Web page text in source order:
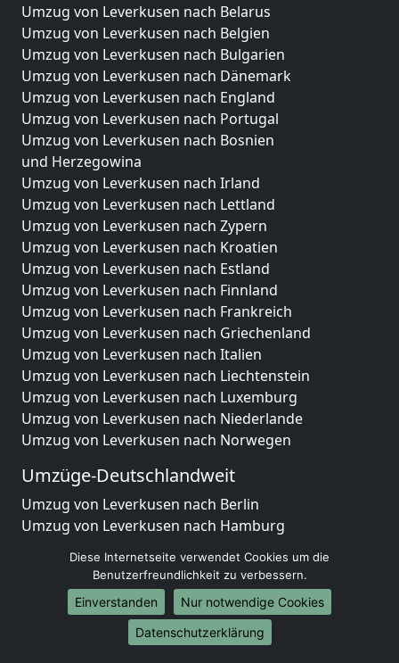
Umzug von Leverkusen nach Belarus
Umzug von Leverkusen nach Belgien
Umzug von Leverkusen nach Bulgarien
Umzug von Leverkusen nach Dänemark
Umzug von Leverkusen nach England
Umzug von Leverkusen nach Portugal
Umzug von Leverkusen nach Bosnien
und Herzegowina
Umzug von Leverkusen nach Irland
Umzug von Leverkusen nach Lettland
Umzug von Leverkusen nach Zypern
Umzug von Leverkusen nach Kroatien
Umzug von Leverkusen nach Estland
Umzug von Leverkusen nach Finnland
Umzug von Leverkusen nach Frankreich
Umzug von Leverkusen nach Griechenland
Umzug von Leverkusen nach Italien
Umzug von Leverkusen nach Liechtenstein
Umzug von Leverkusen nach Luxemburg
Umzug von Leverkusen nach Niederlande
Umzug von Leverkusen nach Norwegen
Umzüge-Deutschlandweit
Umzug von Leverkusen nach Berlin
Umzug von Leverkusen nach Hamburg
Umzug von Leverkusen nach Köln
Umzug von Leverkusen nach Frankfurt am Main
Umzug von Leverkusen nach Stuttgart
Umzug von Leverkusen nach Düsseldorf
Diese Internetseite verwendet Cookies um die
Benutzerfreundlichkeit zu verbessern.
Einverstanden
Nur notwendige Cookies
Datenschutzerklärung